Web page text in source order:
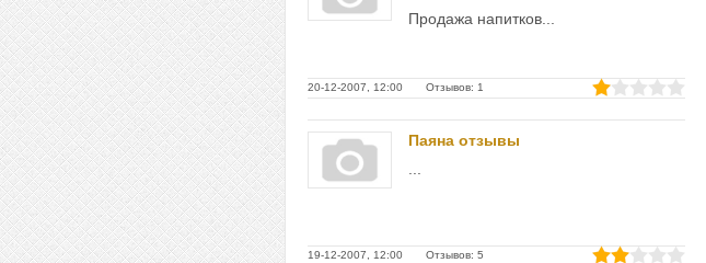
Продажа напитков...
20-12-2007, 12:00 Отзывов: 1
Паяна отзывы
19-12-2007, 12:00 Отзывов: 5